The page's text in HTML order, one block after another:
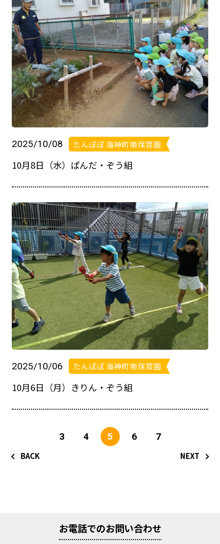
2025/10/08 たんぽぽ 海神町南保育園
10月8日（水）ぱんだ・ぞう組
2025/10/06 たんぽぽ 海神町南保育園
10月6日（月）きりん・ぞう組
BACK NEXT
3 4 5 6 7
お電話でのお問い合わせ